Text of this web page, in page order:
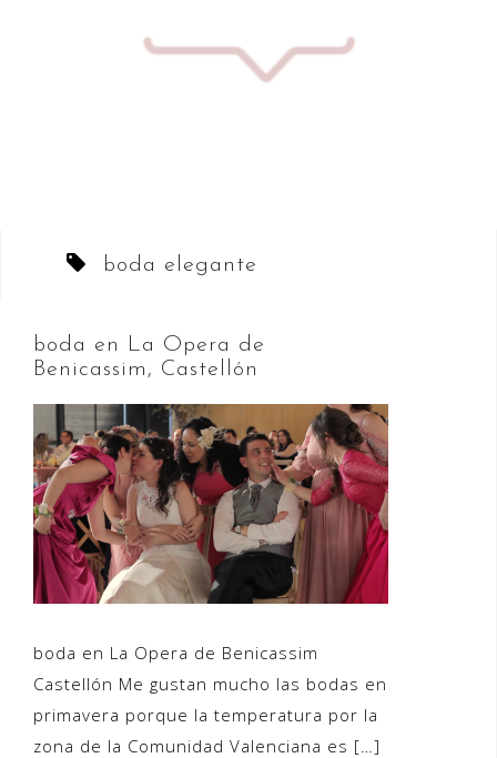
boda elegante
boda en La Opera de
Benicassim, Castellón
boda en La Opera de Benicassim
Castellón Me gustan mucho las bodas en
primavera porque la temperatura por la
zona de la Comunidad Valenciana es […]